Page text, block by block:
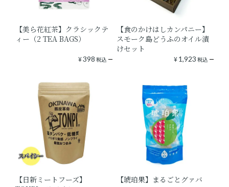
【美ら花紅茶】クラシックテ
ィー（2 TEA BAGS）
¥398 税込
【食のかけはしカンパニー】
スモーク島どうふのオイル漬
けセット
¥1,923 税込
【日新ミートフーズ】
【琥珀果】まるごとグァバ